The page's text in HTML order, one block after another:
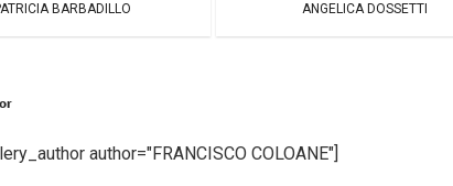
BARBADILLO
ANGELICA DOSSETTI
author="FRANCISCO COLOANE"]